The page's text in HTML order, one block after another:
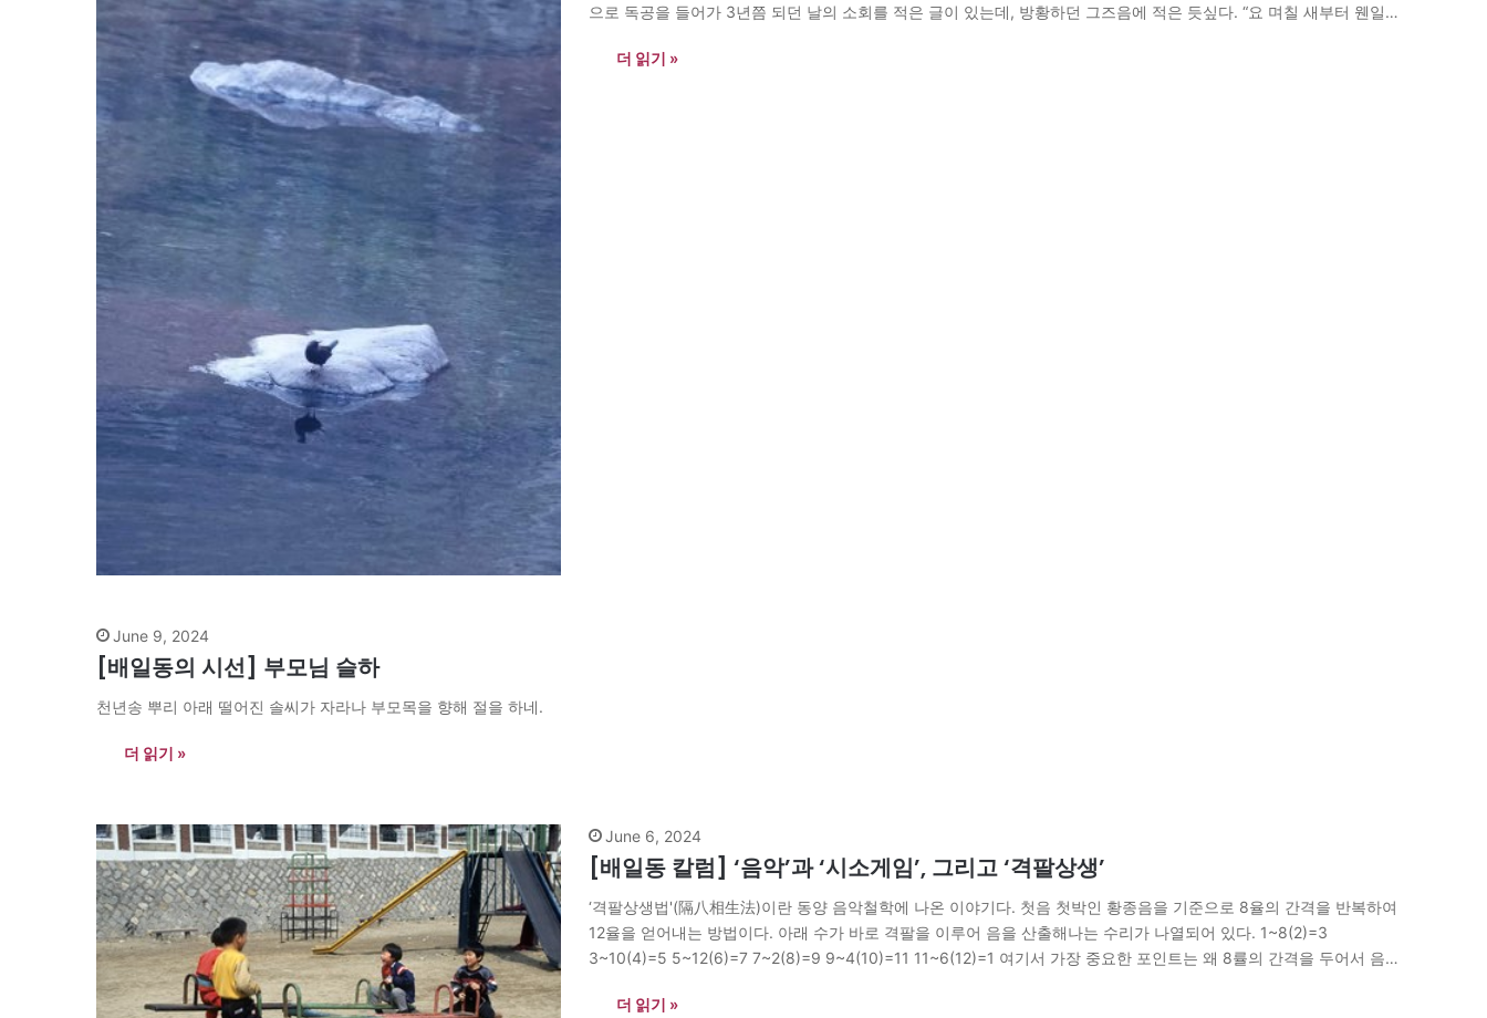
으로 독공을 들어가 3년쯤 되던 날의 소회를 적은 글이 있는데, 방황하던 그즈음에 적은 듯싶다. “요 며칠 새부터 웬일인
더 읽기 »
June 9, 2024
[배일동의 시선] 부모님 슬하
천년송 뿌리 아래 떨어진 솔씨가 자라나 부모목을 향해 절을 하네.
더 읽기 »
June 6, 2024
[배일동 칼럼] ‘음악’과 ‘시소게임’, 그리고 ‘격팔상생’
‘격팔상생법'(隔八相生法)이란 동양 음악철학에 나온 이야기다. 첫음 첫박인 황종음을 기준으로 8율의 간격을 반복하여
12율을 얻어내는 방법이다. 아래 수가 바로 격팔을 이루어 음을 산출해나는 수리가 나열되어 있다. 1~8(2)=3
3~10(4)=5 5~12(6)=7 7~2(8)=9 9~4(10)=11 11~6(12)=1 여기서 가장 중요한 포인트는 왜 8률의 간격을 두어서 음을
더 읽기 »